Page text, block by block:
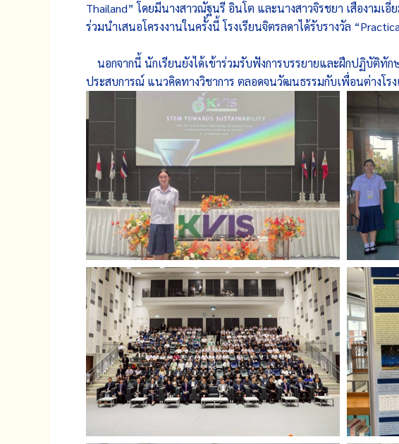
Thailand” โดยมีนางสาวณัฐนรี อินโต และนางสาวจิรชยา เสืองาม
ร่วมนำเสนอโครงงานในครั้งนี้ โรงเรียนจิตรลดาได้รับรางวัล
นอกจากนี้ นักเรียนยังได้เข้าร่วมรับฟังการบรรยายและฝึกปฏิบัติทั
ประสบการณ์ แนวคิดทางวิชาการ ตลอดจนวัฒนธรรมกับเพื่อนต่างโร